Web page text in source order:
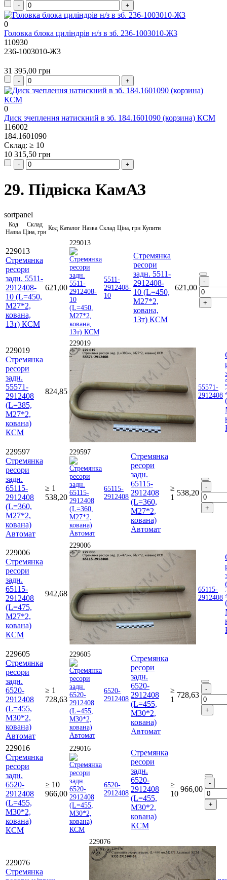
0
Головка блока циліндрів н/з в зб. 236-1003010-Ж3
110930
236-1003010-Ж3
31 395,00 грн
0
Диск зчеплення натискний в зб. 184.1601090 (корзина) КСМ
116002
184.1601090
Склад: ≥ 10
10 315,50 грн
29. Підвіска КамАЗ
sortpanel
Код
Назва
Склад
Ціна, грн
Код Каталог Назва Склад Ціна, грн Купити
229013
Стремянка
ресори
задн. 5511-
2912408-
10 (L=450,
М27*2,
кована,
13т) КСМ
621,00
229013
5511-
2912408-
10
Стремянка
ресори
задн. 5511-
2912408-
10 (L=450,
М27*2,
кована,
13т) КСМ
621,00
229019
Стремянка
ресори
задн.
55571-
2912408
(L=385,
М27*2,
кована)
КСМ
824,85
229019
55571-
2912408
229597
Стремянка
ресори
задн.
65115-
2912408
(L=360,
М27*2,
кована)
Автомат
≥ 1
538,20
229597
65115-
2912408
Стремянка
ресори
задн.
65115-
2912408
(L=360,
М27*2,
кована)
Автомат
≥
1
538,20
229006
Стремянка
ресори
задн.
65115-
2912408
(L=475,
М27*2,
кована)
КСМ
942,68
229006
65115-
2912408
229605
Стремянка
ресори
задн.
6520-
2912408
(L=455,
М30*2,
кована)
Автомат
≥ 1
728,63
229605
6520-
2912408
Стремянка
ресори
задн.
6520-
2912408
(L=455,
М30*2,
кована)
Автомат
≥
1
728,63
229016
Стремянка
ресори
задн.
6520-
2912408
(L=455,
М30*2,
кована)
КСМ
≥ 10
966,00
229016
6520-
2912408
Стремянка
ресори
задн.
6520-
2912408
(L=455,
М30*2,
кована)
КСМ
≥
10
966,00
229076
Стремянка
229076